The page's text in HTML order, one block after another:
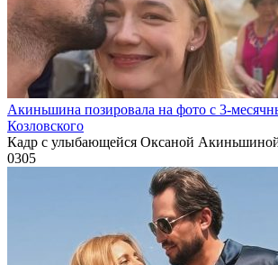
Акиньшина позировала на фото с 3-
Козловского
Кадр с улыбающейся Оксаной
0305